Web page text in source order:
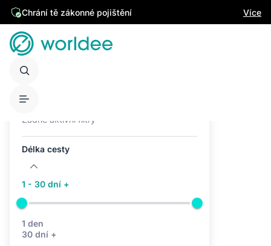
Chrání tě zákonné pojištění Více
Žádné aktivní filtry
Délka cesty
1 - 30 dní +
1 den
30 dní +